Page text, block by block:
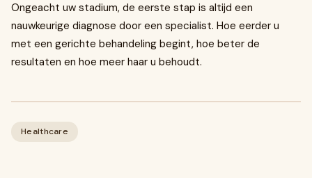
Ongeacht uw stadium, de eerste stap is altijd een
nauwkeurige diagnose door een specialist. Hoe eerder u
met een gerichte behandeling begint, hoe beter de
resultaten en hoe meer haar u behoudt.
Healthcare